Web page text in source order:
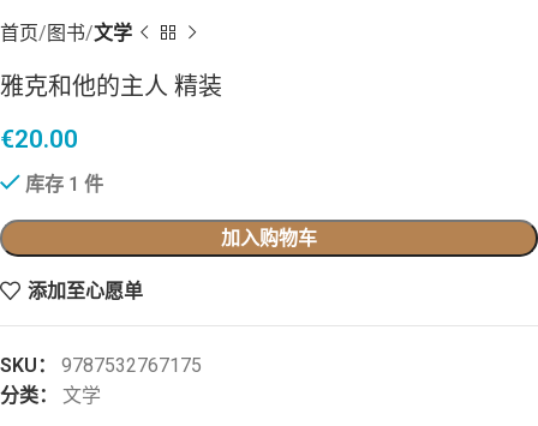
首页 图书 文学
雅克和他的主人 精装
€20.00
库存 1 件
加入购物车
添加至心愿单
SKU： 9787532767175
分类：
文学